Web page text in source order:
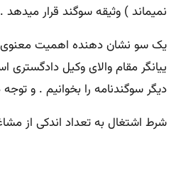
نمیماند ) وثیقه سوگند قرار میدهد
یک سو نشان دهنده اهمیت معنوی
ییانگر مقام والای وکیل دادگستری
دیگر سوگندنامه را بخوانیم . و
شرط اشتغال به تعداد اندکی از